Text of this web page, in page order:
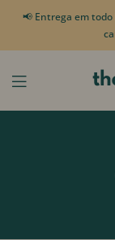
📢 Entrega em todo